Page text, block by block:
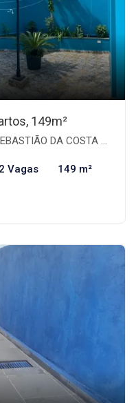
149m²
128 - Jardim Santa Mena, Guarulhos-SP
2 Vagas 149 m²